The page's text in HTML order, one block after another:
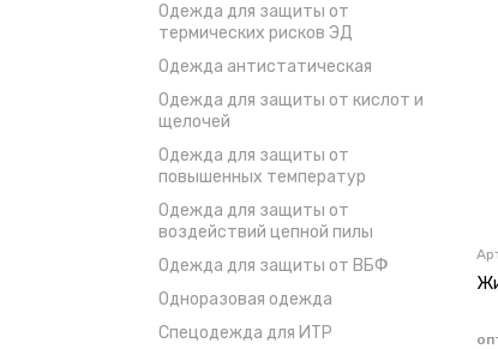
Одежда для защиты от
термических рисков ЭД
Одежда антистатическая
Одежда для защиты от кислот и
щелочей
Одежда для защиты от
повышенных температур
Одежда для защиты от
воздействий цепной пилы
Одежда для защиты от ВБФ
Одноразовая одежда
Спецодежда для ИТР